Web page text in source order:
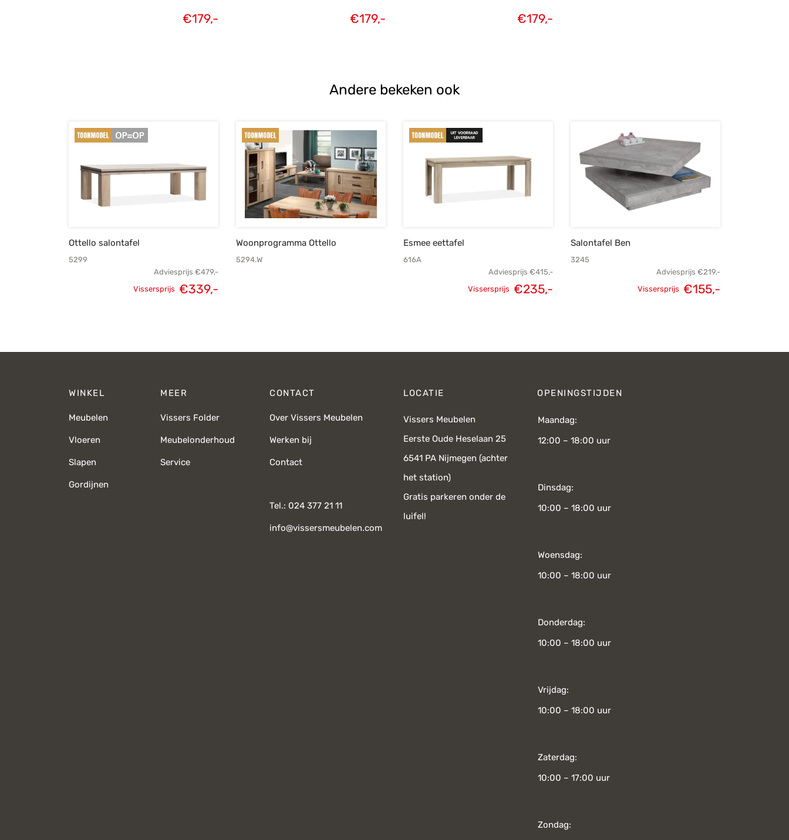
€179,- €179,- €179,-
Andere bekeken ook
Ottello salontafel
5299
Adviesprijs €479,-
Vissersprijs €339,-
Woonprogramma Ottello
5294.W
Esmee eettafel
616A
Adviesprijs €415,-
Vissersprijs €235,-
Salontafel Ben
3245
Adviesprijs €219,-
Vissersprijs €155,-
WINKEL
Meubelen
Vloeren
Slapen
Gordijnen
MEER
Vissers Folder
Meubelonderhoud
Service
CONTACT
Over Vissers Meubelen
Werken bij
Contact
Tel.: 024 377 21 11
info@vissersmeubelen.com
LOCATIE
Vissers Meubelen
Eerste Oude Heselaan 25
6541 PA Nijmegen (achter
het station)
Gratis parkeren onder de
luifel!
OPENINGSTIJDEN
Maandag:
12:00 – 18:00 uur
Dinsdag:
10:00 – 18:00 uur
Woensdag:
10:00 – 18:00 uur
Donderdag:
10:00 – 18:00 uur
Vrijdag:
10:00 – 18:00 uur
Zaterdag:
10:00 – 17:00 uur
Zondag: